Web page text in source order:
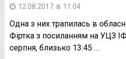
12.08.2017 в 11:04
Одна з них трапилась в
Фіртка з посиланням на УЦЗ
серпня, близько 13:45 …